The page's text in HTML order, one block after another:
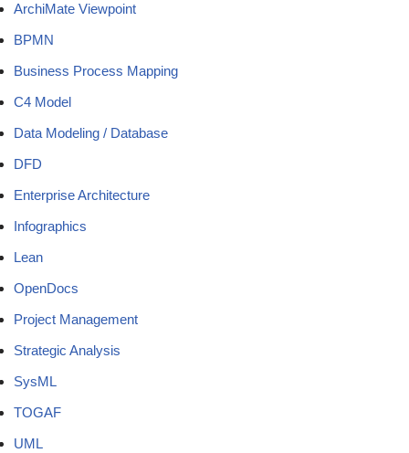
ArchiMate Viewpoint
BPMN
Business Process Mapping
C4 Model
Data Modeling / Database
DFD
Enterprise Architecture
Infographics
Lean
OpenDocs
Project Management
Strategic Analysis
SysML
TOGAF
UML